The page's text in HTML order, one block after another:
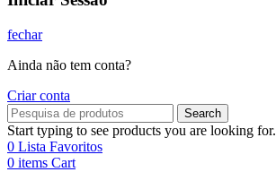
fechar
Ainda não tem conta?
Criar conta
Search
Start typing to see products you are looking for.
0 Lista Favoritos
0 items Cart